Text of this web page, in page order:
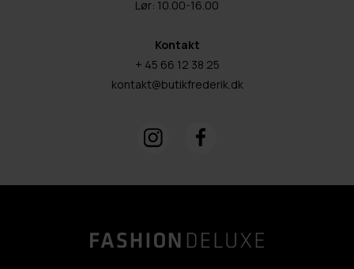
Lør: 10.00-16.00
Kontakt
+ 45 66 12 38 25
kontakt@butikfrederik.dk